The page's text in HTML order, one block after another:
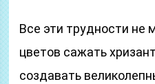
Все эти трудности
цветов сажать
создавать